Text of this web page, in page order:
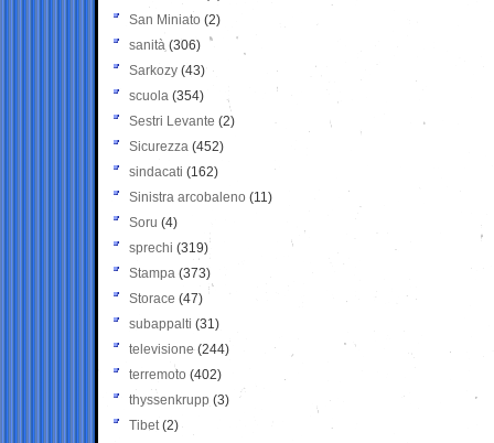
San Miniato (2)
sanità (306)
Sarkozy (43)
scuola (354)
Sestri Levante (2)
Sicurezza (452)
sindacati (162)
Sinistra arcobaleno (11)
Soru (4)
sprechi (319)
Stampa (373)
Storace (47)
subappalti (31)
televisione(244)
terremoto (402)
thyssenkrupp (3)
Tibet(2)